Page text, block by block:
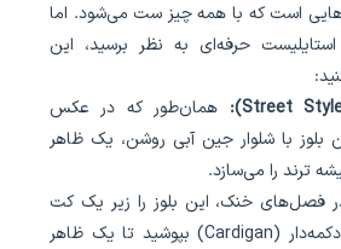
است که با همه چیز ست می‌شود. اما
حرفه‌ای به نظر برسید، این
همان‌طور که در عکس
بلوز با شلوار جین آبی روشن، یک ظاهر
ترند را می‌سازد.
فصل‌های خنک، این بلوز را زیر یک کت
جین یا یک ژاکت دکمه‌دار (Cardigan) بپوشید تا یک ظاهر